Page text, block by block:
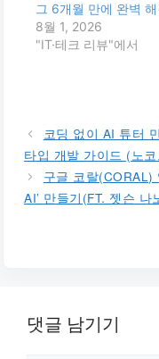
그 6개월 만에 완벽 해
8월 1, 2026
"IT·테크 리뷰"에서
코딩 없이 AI 튜터
타입 개발 가이드 (노
구글 코랄(CORAL)
AI’ 만들기(FT. 젯슨
댓글 남기기